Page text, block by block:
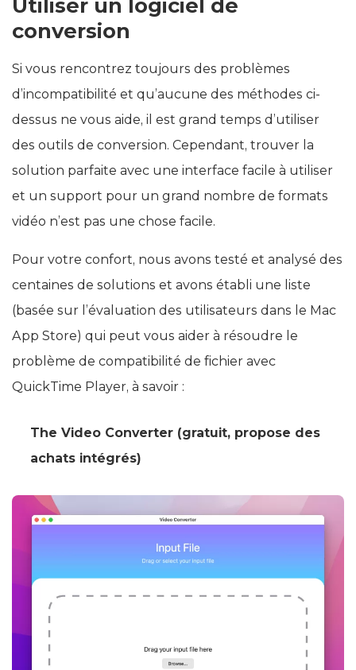
Utiliser un logiciel de
conversion
Si vous rencontrez toujours des problèmes
d’incompatibilité et qu’aucune des méthodes ci-
dessus ne vous aide, il est grand temps d’utiliser
des outils de conversion. Cependant, trouver la
solution parfaite avec une interface facile à utiliser
et un support pour un grand nombre de formats
vidéo n’est pas une chose facile.
Pour votre confort, nous avons testé et analysé des
centaines de solutions et avons établi une liste
(basée sur l’évaluation des utilisateurs dans le Mac
App Store) qui peut vous aider à résoudre le
problème de compatibilité de fichier avec
QuickTime Player, à savoir :
The Video Converter (gratuit, propose des
achats intégrés)